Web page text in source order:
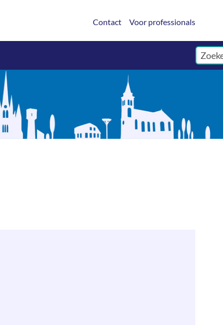
Contact Voor professionals